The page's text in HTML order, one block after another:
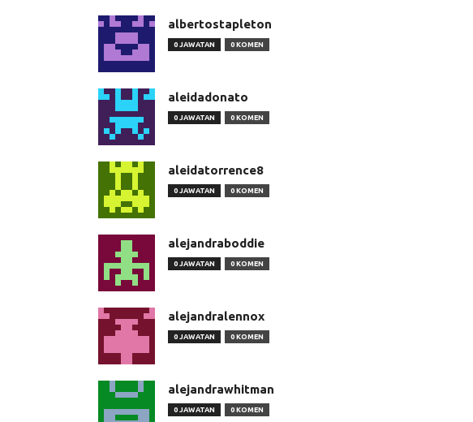
albertostapleton
0 JAWATAN 0 KOMEN
aleidadonato
0 JAWATAN 0 KOMEN
aleidatorrence8
0 JAWATAN 0 KOMEN
alejandraboddie
0 JAWATAN 0 KOMEN
alejandralennox
0 JAWATAN 0 KOMEN
alejandrawhitman
0 JAWATAN 0 KOMEN